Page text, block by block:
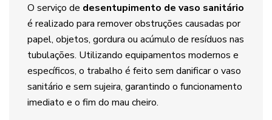
O serviço de desentupimento de vaso sanitário
é realizado para remover obstruções causadas por
papel, objetos, gordura ou acúmulo de resíduos nas
tubulações. Utilizando equipamentos modernos e
específicos, o trabalho é feito sem danificar o vaso
sanitário e sem sujeira, garantindo o funcionamento
imediato e o fim do mau cheiro.